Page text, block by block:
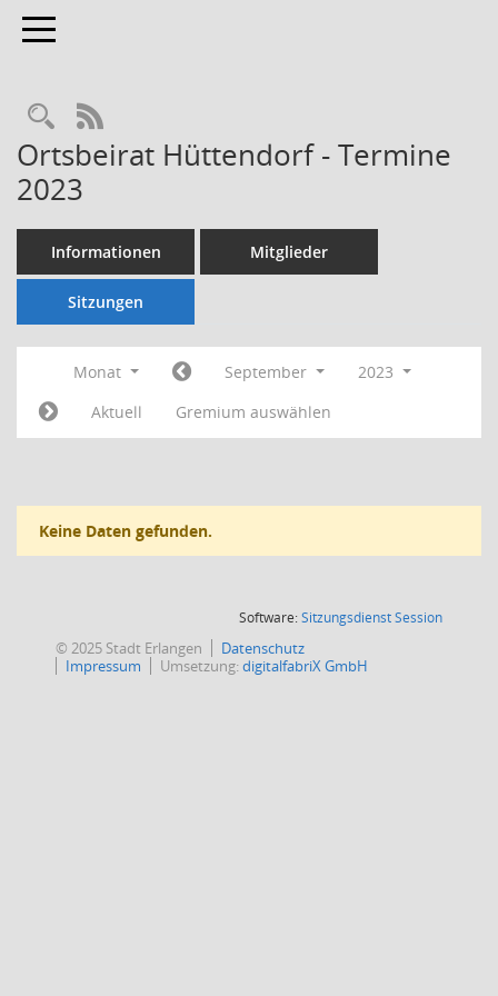
Toggle navigation
Rechercheauswahl
RSS-Feed
Ortsbeirat Hüttendorf - Termine
2023
Informationen Mitglieder
Sitzungen
Monat September
2023
Aktuell
Gremium auswählen
Keine Daten gefunden.
Software:SitzungsdienstSession(Wird in
© 2025 Stadt Erlangen
Datenschutz
Impressum
Umsetzung:digitalfabriX GmbH